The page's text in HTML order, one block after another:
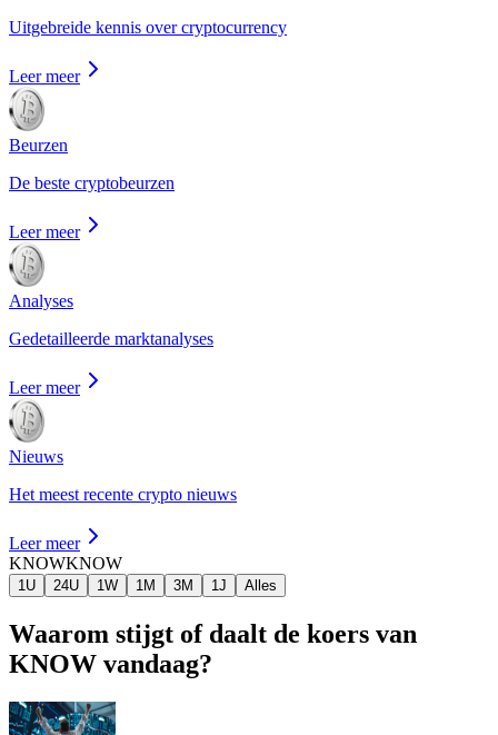
Uitgebreide kennis over cryptocurrency
Leer meer
Beurzen
De beste cryptobeurzen
Leer meer
Analyses
Gedetailleerde marktanalyses
Leer meer
Nieuws
Het meest recente crypto nieuws
Leer meer
KNOWKNOW
1U 24U 1W 1M 3M 1J Alles
Waarom stijgt of daalt de koers van
KNOW vandaag?